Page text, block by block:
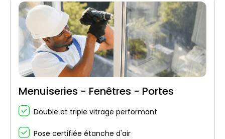
Menuiseries - Fenêtres - Portes
Double et triple vitrage performant
Pose certifiée étanche d'air